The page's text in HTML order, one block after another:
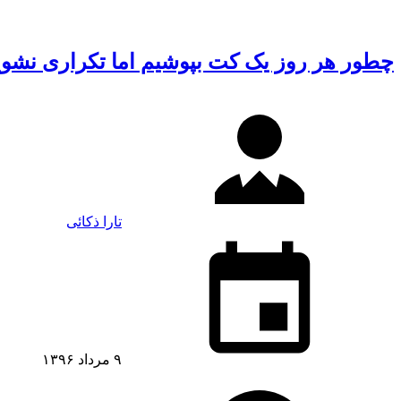
چطور هر روز یک کت بپوشیم اما تکراری
تارا ذکائی
۹ مرداد ۱۳۹۶